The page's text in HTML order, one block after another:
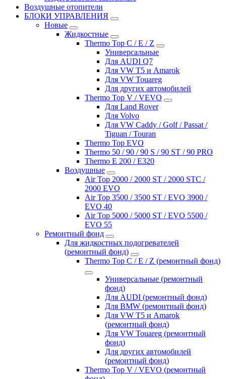
Воздушные отопители
БЛОКИ УПРАВЛЕНИЯ
Новые
Жидкостные
Thermo Top C / E / Z
Универсальные
Для AUDI Q7
Для VW T5 и Amarok
Для VW Touareg
Для других автомобилей
Thermo Top V / VEVO
Для Land Rover
Для Volvo
Для VW Caddy / Golf / Passat /
Tiguan / Touran
Thermo Top EVO
Thermo 50 / 90 / 90 S / 90 ST / 90 PRO
Thermo E 200 / E320
Воздушные
Air Top 2000 / 2000 ST / 2000 STC /
2000 EVO
Air Top 3500 / 3500 ST / EVO 3900 /
EVO 40
Air Top 5000 / 5000 ST / EVO 5500 /
EVO 55
Ремонтный фонд
Для жидкостных подогревателей
(ремонтный фонд)
Thermo Top C / E / Z (ремонтный фонд)
Универсальные (ремонтный
фонд)
Для AUDI (ремонтный фонд)
Для BMW (ремонтный фонд)
Для VW T5 и Amarok
(ремонтный фонд)
Для VW Touareg (ремонтный
фонд)
Для других автомобилей
(ремонтный фонд)
Thermo Top V / VEVO (ремонтный